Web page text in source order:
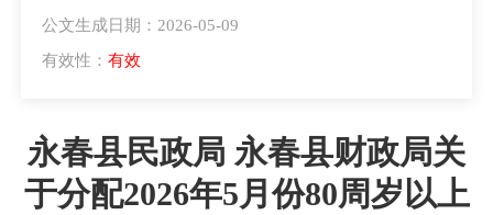
公文生成日期：2026-05-09
有效性： 有效
永春县民政局 永春县财政局关
于分配2026年5月份80周岁以上